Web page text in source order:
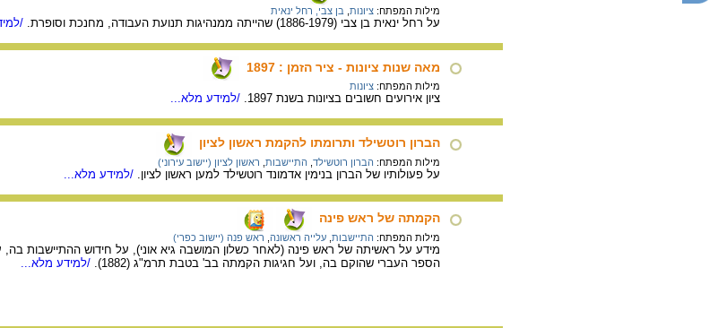
מילות המפתח: ציונות בן צבי, רחל ינאית
על רחל ינאית בן צבי (1886-1979) שהייתה ממנהיגות תנועת העבודה, מחנכת וסופרת. /
מאה שנות ציונות - ציר הזמן : 1897
מילות המפתח: ציונות
ציון אירועים חשובים בציונות בשנת 1897. /למידע מלא...
הברון רוטשילד ותרומתו להקמת ראשון לציון
מילות המפתח: הברון רוטשילד התיישבות ראשון לציון (יישוב עירוני)
על פעולותיו של הברון בנימין אדמונד רוטשילד למען ראשון לציון. /למידע מלא...
הקמתה של ראש פינה
מילות המפתח: התיישבות עלייה ראשונה ראש פנה (יישוב כפרי)
מידע על ראשיתה של ראש פינה (לאחר כשלון המושבה גיא אוני), על חידוש ההתיישבות
הספר העברי שהוקם בה, ועל חגיגות הקמתה בב' בטבת תרמ"ג (1882).
/למידע מלא...